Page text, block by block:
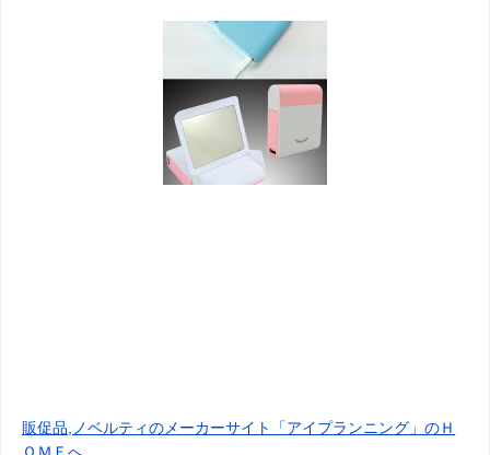
販促品,ノベルティのメーカーサイト「アイプランニング」のＨ